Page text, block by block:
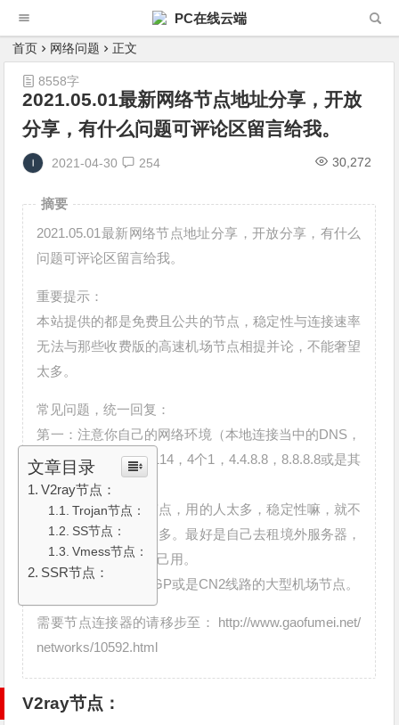
PC在线云端
首页 网络问题 正文
2021.05.01最新网络节点地址分享，开放
分享，有什么问题可评论区留言给我。
2021-04-30 254 30,272
8558字
摘要
2021.05.01最新网络节点地址分享，开放分享，有什么
问题可评论区留言给我。
重要提示：
本站提供的都是免费且公共的节点，稳定性与连接速率
无法与那些收费版的高速机场节点相提并论，不能奢望
太多。
常见问题，统一回复：
第一：注意你自己的网络环境（本地连接当中的DNS，
手动配置一下：4个114，4个1，4.4.8.8，8.8.8.8或是其
它公共的DNS。）
第二：免费公共的节点，用的人太多，稳定性嘛，就不
好说了，不要奢望太多。最好是自己去租境外服务器，
然后私自搭建节点自己用。
第三：可以租用走BGP或是CN2线路的大型机场节点。
需要节点连接器的请移步至： http://www.gaofumei.net/
networks/10592.html
文章目录
V2ray节点：
Trojan节点：
SS节点：
Vmess节点：
SSR节点：
V2ray节点：